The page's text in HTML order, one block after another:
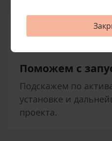
Поможем с
Подскажем по
установке и
проекта.